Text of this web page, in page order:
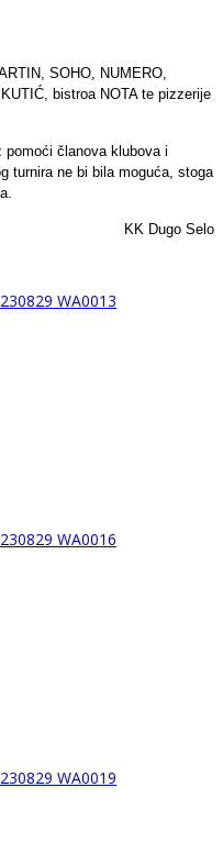
SOHO, NUMERO,
bistroa NOTA te pizzerije
pomoći članova klubova i
turnira ne bi bila moguća, stoga
KK Dugo Selo